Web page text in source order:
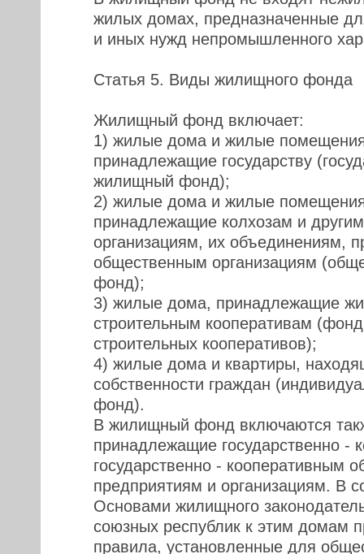
жилых домах, предназначенные
и иных нужд непромышленного
Статья 5. Виды жилищного фонда
Жилищный фонд включает:
1) жилые дома и жилые помещения
принадлежащие государству
жилищный фонд);
2) жилые дома и жилые помещения
принадлежащие колхозам и
организациям, их объединениям,
общественным организациям
фонд);
3) жилые дома, принадлежащие
строительным кооперативам
строительных кооперативов);
4) жилые дома и квартиры,
собственности граждан
фонд).
В жилищный фонд включаются
принадлежащие государственно -
государственно - кооперативным
предприятиям и организациям. В
Основами жилищного
союзных республик к этим домам
правила, установленные для